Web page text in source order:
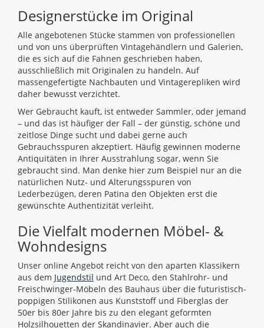
Designerstücke im Original
Alle angebotenen Stücke stammen von professionellen
und von uns überprüften Vintagehändlern und Galerien,
die es sich auf die Fahnen geschrieben haben,
ausschließlich mit Originalen zu handeln. Auf
massengefertigte Nachbauten und Vintagerepliken wird
daher bewusst verzichtet.
Wer Gebraucht kauft, ist entweder Sammler, oder jemand
– und das ist häufiger der Fall – der günstig, schöne und
zeitlose Dinge sucht und dabei gerne auch
Gebrauchsspuren akzeptiert. Häufig gewinnen moderne
Antiquitäten in Ihrer Ausstrahlung sogar, wenn Sie
gebraucht sind. Man denke hier zum Beispiel nur an die
natürlichen Nutz- und Alterungsspuren von
Lederbezügen, deren Patina den Objekten erst die
gewünschte Authentizität verleiht.
Die Vielfalt modernen Möbel- &
Wohndesigns
Unser online Angebot reicht von den aparten Klassikern
aus dem Jugendstil und Art Deco, den Stahlrohr- und
Freischwinger-Möbeln des Bauhaus über die futuristisch-
poppigen Stilikonen aus Kunststoff und Fiberglas der
50er bis 80er Jahre bis zu den elegant geformten
Holzsilhouetten der Skandinavier. Aber auch die